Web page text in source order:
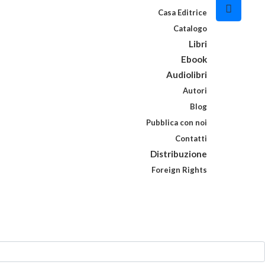
Casa Editrice
Catalogo
Libri
Ebook
Audiolibri
Autori
Blog
Pubblica con noi
Contatti
Distribuzione
Foreign Rights